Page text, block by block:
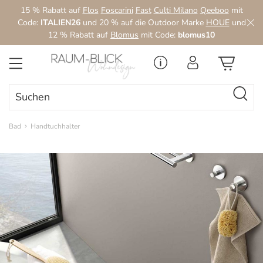
Zum Hauptinhalt springen
15 % Rabatt auf Flos Foscarini Fast Culti Milano Qeeboo mit
Code: ITALIEN26und 20 % auf die Outdoor Marke HOUEund
12 % Rabatt auf Blomus mit Code: blomus10
Bad Handtuchhalter